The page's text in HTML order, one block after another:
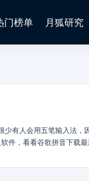
门榜单 月狐研究
少有人会用五笔输入法，
件，看看谷歌拼音下载
我们在聊天过程中更加